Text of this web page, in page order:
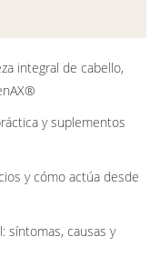
integral de cabello,
y suplementos
y cómo actúa desde
síntomas, causas y